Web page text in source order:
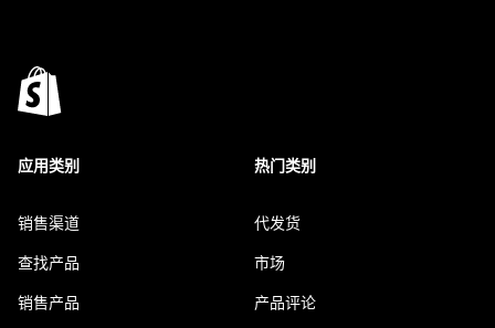
应用类别
销售渠道
查找产品
销售产品
热门类别
代发货
市场
产品评论